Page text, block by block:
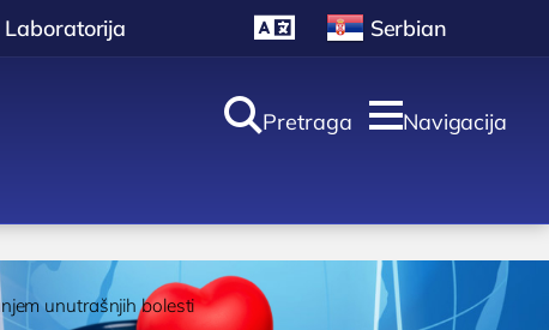
Laboratorija Serbian
 Pretraga Navigacija
unutrašnjih bolesti